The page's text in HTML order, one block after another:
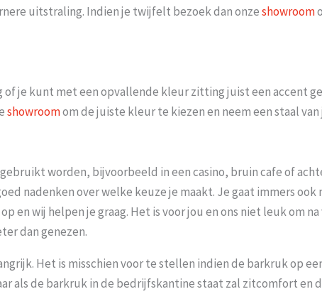
uitstraling. Indien je twijfelt bezoek dan onzeshowroom
je kunt met een opvallende kleur zitting juist een accent
showroomom de juiste kleur te kiezen en neem een staal
worden, bijvoorbeeld in een casino, bruin cafe of
nadenken over welke keuze je maakt. Je gaat immers ook
en wij helpen je graag. Het is voor jou en ons niet leuk om
dan genezen.
Het is misschien voor te stellen indien de barkruk op
als de barkruk in de bedrijfskantine staat zal zitcomfort en